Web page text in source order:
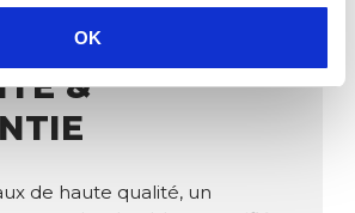
OK
&
de haute qualité, un